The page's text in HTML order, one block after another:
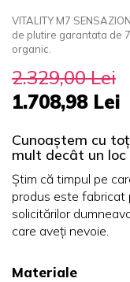
VITALITY M7
de plutire garantata de
organic.
1.708,98 Lei
2.329,00 Lei
Cunoaștem cu
mult decât un
Știm că timpul pe
produs este fabricat
solicitărilor
care aveți nevoie.
Materiale